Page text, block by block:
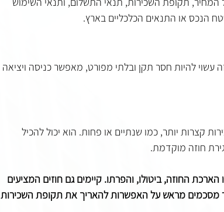
הנכס או התנאים הכלכליים בארץ.
עשוי להיות חסר תקן ובלתי מפורט, מאפשר כניסה ויציאה
קצרות יותר, כמו שנתיים או פחות. הוא יכול להכיל
חוזה מוקדמת.
החוזה, ביטולו, והפרתו. קיימים גם חוזים המציעים
מסכמים מראש על האפשרות להאריך את תקופת השכירות